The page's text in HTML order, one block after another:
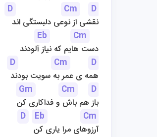
D
Cm
D
نقشی از نوعی دلبستگی اند
Eb
Cm
دست هایم که نیاز آلودند
D
Cm
D
همه ی عمر به سویت بودند
Gm
Cm
D
باز هم باش و فداکاری کن
D
Eb
Cm
آرزوهای مرا یاری کن